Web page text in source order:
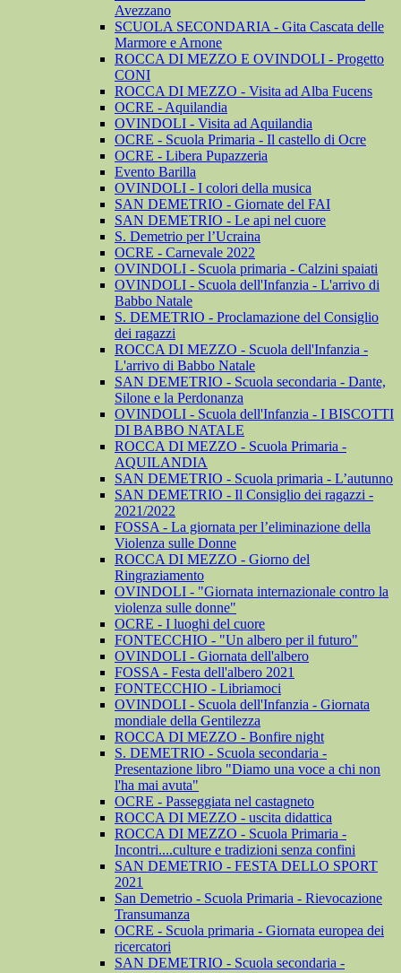
Avezzano
SCUOLA SECONDARIA - Gita Cascata delle
Marmore e Arnone
ROCCA DI MEZZO E OVINDOLI - Progetto
CONI
ROCCA DI MEZZO - Visita ad Alba Fucens
OCRE - Aquilandia
OVINDOLI - Visita ad Aquilandia
OCRE - Scuola Primaria - Il castello di Ocre
OCRE - Libera Pupazzeria
Evento Barilla
OVINDOLI - I colori della musica
SAN DEMETRIO - Giornate del FAI
SAN DEMETRIO - Le api nel cuore
S. Demetrio per l’Ucraina
OCRE - Carnevale 2022
OVINDOLI - Scuola primaria - Calzini spaiati
OVINDOLI - Scuola dell'Infanzia - L'arrivo di
Babbo Natale
S. DEMETRIO - Proclamazione del Consiglio
dei ragazzi
ROCCA DI MEZZO - Scuola dell'Infanzia -
L'arrivo di Babbo Natale
SAN DEMETRIO - Scuola secondaria - Dante,
Silone e la Perdonanza
OVINDOLI - Scuola dell'Infanzia - I BISCOTTI
DI BABBO NATALE
ROCCA DI MEZZO - Scuola Primaria -
AQUILANDIA
SAN DEMETRIO - Scuola primaria - L’autunno
SAN DEMETRIO - Il Consiglio dei ragazzi -
2021/2022
FOSSA - La giornata per l’eliminazione della
Violenza sulle Donne
ROCCA DI MEZZO - Giorno del
Ringraziamento
OVINDOLI - "Giornata internazionale contro la
violenza sulle donne"
OCRE - I luoghi del cuore
FONTECCHIO - "Un albero per il futuro"
OVINDOLI - Giornata dell'albero
FOSSA - Festa dell'albero 2021
FONTECCHIO - Libriamoci
OVINDOLI - Scuola dell'Infanzia - Giornata
mondiale della Gentilezza
ROCCA DI MEZZO - Bonfire night
S. DEMETRIO - Scuola secondaria -
Presentazione libro "Diamo una voce a chi non
l'ha mai avuta"
OCRE - Passeggiata nel castagneto
ROCCA DI MEZZO - uscita didattica
ROCCA DI MEZZO - Scuola Primaria -
Incontri....culture e tradizioni senza confini
SAN DEMETRIO - FESTA DELLO SPORT
2021
San Demetrio - Scuola Primaria - Rievocazione
Transumanza
OCRE - Scuola primaria - Giornata europea dei
ricercatori
SAN DEMETRIO - Scuola secondaria -